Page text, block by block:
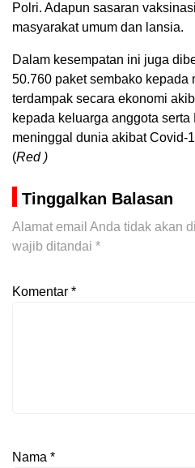
Polri. Adapun sasaran
masyarakat umum dan lansia.
Dalam kesempatan ini juga
50.760 paket sembako kepada
terdampak secara ekonomi
kepada keluarga anggota
meninggal dunia akibat Covid-
(Red )
Tinggalkan Balasan
Alamat email Anda tidak akan
wajib ditandai *
Komentar *
Nama *